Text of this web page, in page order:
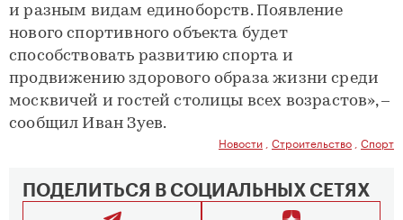
и разным видам единоборств. Появление
нового спортивного объекта будет
способствовать развитию спорта и
продвижению здорового образа жизни среди
москвичей и гостей столицы всех возрастов», –
сообщил Иван Зуев.
Новости Строительство Спорт
ПОДЕЛИТЬСЯ В СОЦИАЛЬНЫХ СЕТЯХ